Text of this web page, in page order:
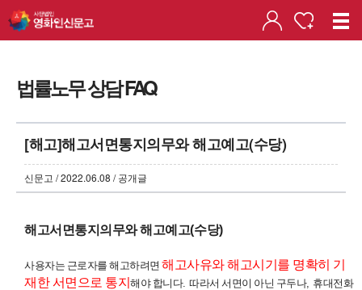
법률노무 상담 FAQ
[해고]해고서면통지의무와 해고예고(수당)
신문고 / 2022.06.08 / 공개글
해고서면통지의무와 해고예고(수당)
사용자는 근로자를 해고하려면 해고사유와 해고시기를 명확히 기
재한 서면으로 통지 해야 합니다. 따라서 서면이 아닌 구두나, 휴대전화